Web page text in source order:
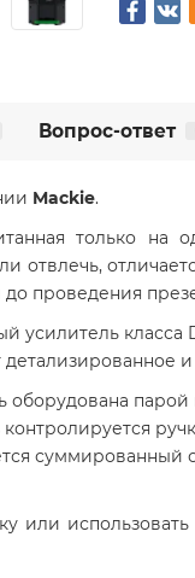
Вопрос-ответ
Mackie.
только
проведения
усилитель класса
и
или